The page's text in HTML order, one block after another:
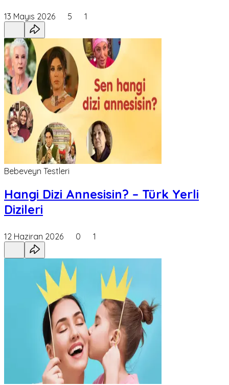
13 Mayıs 2026 5 1
Bebeveyn Testleri
Hangi Dizi Annesisin? – Türk Yerli
Dizileri
12 Haziran 2026 0 1